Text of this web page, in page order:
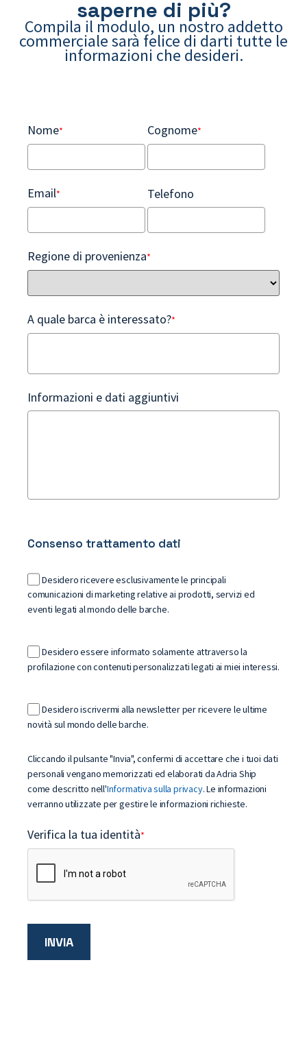
saperne di più?
Compila il modulo, un nostro addetto
commerciale sarà felice di darti tutte le
informazioni che desideri.
Nome* Cognome*
Email* Telefono
Regione di provenienza*
A quale barca è interessato?*
Informazioni e dati aggiuntivi
Consenso trattamento dati
Desidero ricevere esclusivamente le principali
comunicazioni di marketing relative ai prodotti, servizi ed
eventi legati al mondo delle barche.
Desidero essere informato solamente attraverso la
profilazione con contenuti personalizzati legati ai miei interessi.
Desidero iscrivermi alla newsletter per ricevere le ultime
novità sul mondo delle barche.
Cliccando il pulsante "Invia", confermi di accettare che i tuoi dati
personali vengano memorizzati ed elaborati da Adria Ship
come descritto nell'Informativa sulla privacy. Le informazioni
verranno utilizzate per gestire le informazioni richieste.
Verifica la tua identità*
INVIA